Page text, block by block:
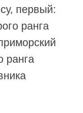
первый:
ранга
ранга